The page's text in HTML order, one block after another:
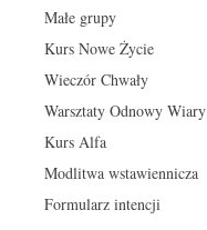
Małe grupy
Kurs Nowe Życie
Wieczór Chwały
Warsztaty Odnowy Wiary
Kurs Alfa
Modlitwa wstawiennicza
Formularz intencji